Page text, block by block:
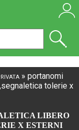
» portanomi
tolerie x
LIBERO
X ESTERNI